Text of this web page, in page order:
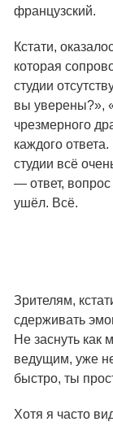
французский.
Кстати,
которая
студии
вы уверены?»,
чрезмерного
каждого
студии всё
— ответ,
ушёл. Всё.
Зрителям,
сдерживать
Не заснуть как
ведущим, уже
быстро, ты
Хотя я часто